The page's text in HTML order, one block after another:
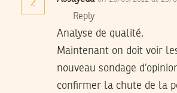
2
Reply
Analyse de qualité.
Maintenant on doit voir
nouveau sondage
confirmer la chute de la